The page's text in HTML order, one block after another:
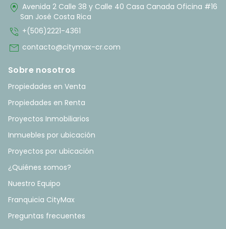
home_pin Avenida 2 Calle 38 y Calle 40 Casa Canada Oficina #16
San José Costa Rica
phone_in_talk +(506)2221-4361
mail contacto@citymax-cr.com
Sobre nosotros
Propiedades en Venta
Propiedades en Renta
Proyectos Inmobiliarios
Inmuebles por ubicación
Proyectos por ubicación
¿Quiénes somos?
Nuestro Equipo
Franquicia CityMax
Preguntas frecuentes